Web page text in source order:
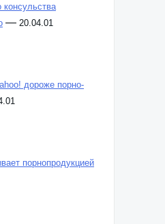
консульства
— 20.04.01
дороже порно-
порнопродукцией